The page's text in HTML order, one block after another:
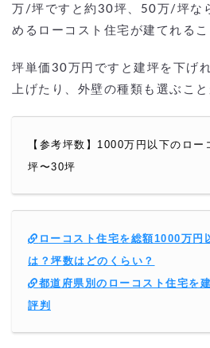
万/坪ですと約30坪、50万/坪な
めるローコスト住宅が建てれるこ
坪単価30万円ですと建坪を下げ
上げたり、外壁の種類も選ぶこと
【参考坪数】1000万円以下のロ
坪〜30坪
ローコスト住宅を総額1000万円
は？坪数はどのくらい？
都道府県別のローコスト住宅を
評判